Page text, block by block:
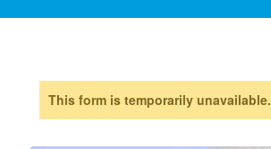
This form is temporarily unavailable.